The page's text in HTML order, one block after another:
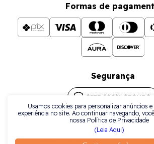
Usamos cookies para personalizar anúncios
experiência no site. Ao continuar navegando,
nossa Política de Privacidade
(Leia Aqui)
Formas de
Segurança
Todos os direitos reservados a La Plata